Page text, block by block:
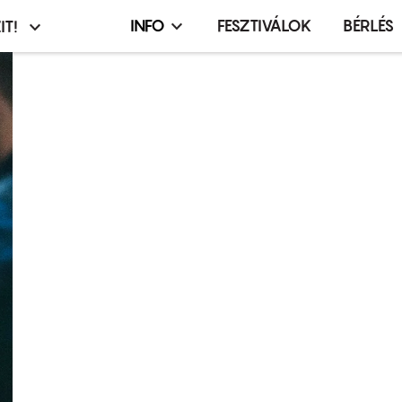
Infó,
INFO FESZTIVÁLOK BÉRLÉS